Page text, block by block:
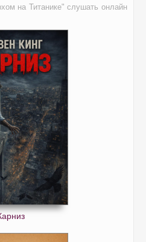
на Титанике" слушать онлайн